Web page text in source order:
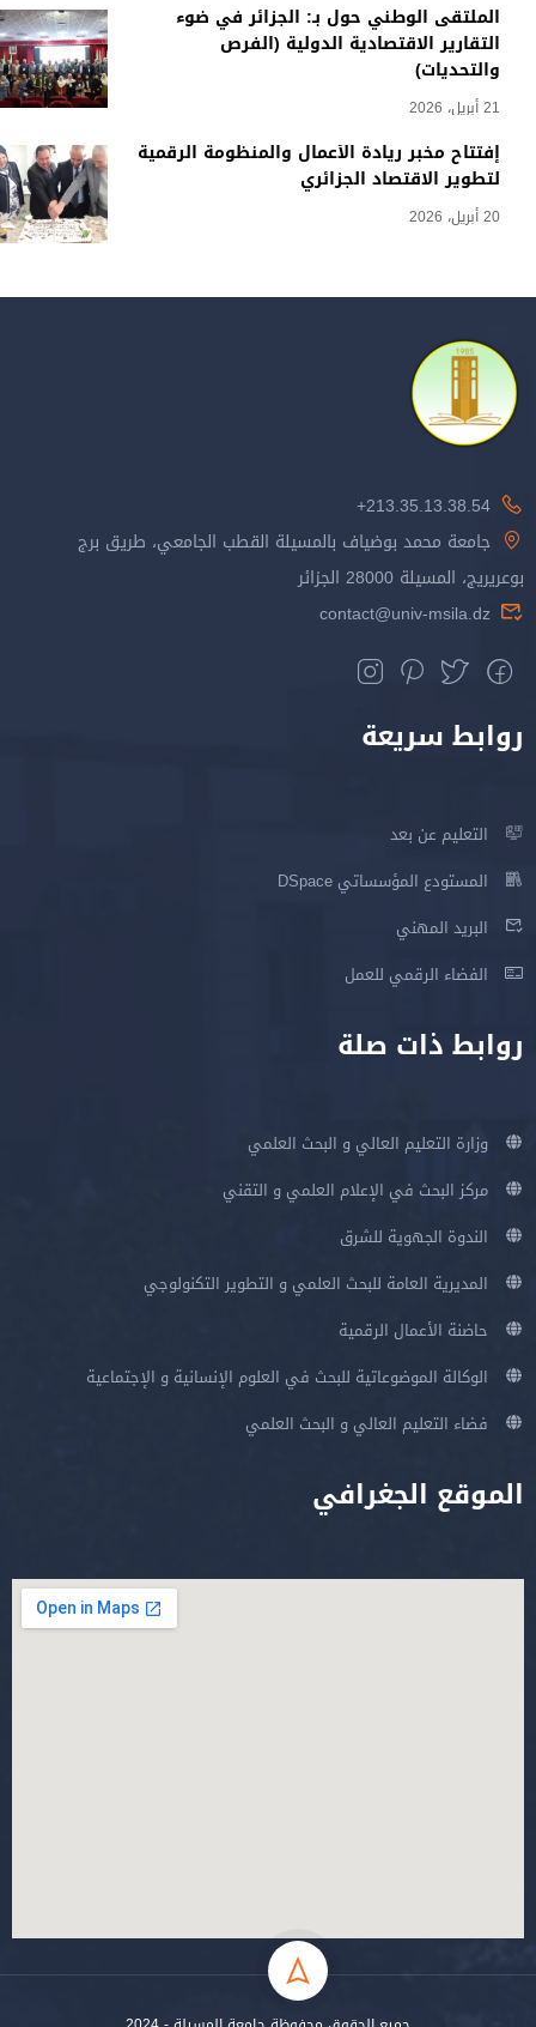
الملتقى الوطني حول بـ: الجزائر في ضوء
التقارير الاقتصادية الدولية (الفرص
والتحديات)
21 أبريل، 2026
إفتتاح مخبر ريادة الأعمال والمنظومة الرقمية
لتطوير الاقتصاد الجزائري
20 أبريل، 2026
213.35.13.38.54+
جامعة محمد بوضياف بالمسيلة القطب الجامعي، طريق برج
بوعريريج، المسيلة 28000 الجزائر
contact@univ-msila.dz
روابط سريعة
التعليم عن بعد
المستودع المؤسساتي DSpace
البريد المهني
الفضاء الرقمي للعمل
روابط ذات صلة
وزارة التعليم العالي و البحث العلمي
مركز البحث في الإعلام العلمي و التقني
الندوة الجهوية للشرق
المديرية العامة للبحث العلمي و التطوير التكنولوجي
حاضنة الأعمال الرقمية
الوكالة الموضوعاتية للبحث في العلوم الإنسانية و الإجتماعية
فضاء التعليم العالي و البحث العلمي
الموقع الجغرافي